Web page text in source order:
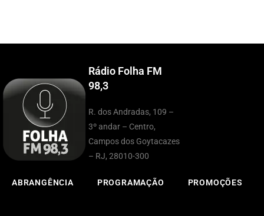
Rádio Folha FM
98,3
R. dos Andradas, 109 –
3º andar – Centro,
Campos dos Goytacazes
– RJ, 28010-300
ABRANGÊNCIA PROGRAMAÇÃO PROMOÇÕES